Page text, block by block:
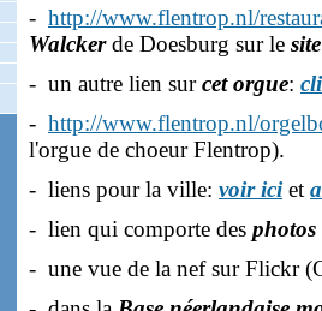
- http://www.flentrop.nl/
Walckerde Doesburg sur le
- un autre lien surcet orgue:
- http://www.flentrop.nl/
l'orgue de choeur Flentrop).
- liens pour la ville: voir iciet
- lien qui comporte des photos
- une vue de la nef sur Flickr